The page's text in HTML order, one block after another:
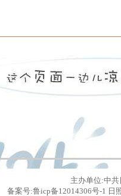
主办单位:中
备案号:鲁icp备12014306号-1